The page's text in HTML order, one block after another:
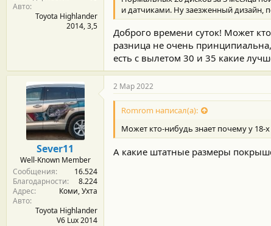
Авто
Toyota Highlander
2014, 3,5
и датчиками. Ну заезженный дизайн,
Доброго времени суток! Может
разница не очень
есть с вылетом 30 и 35 какие
Sever11
Well-Known Member
Сообщения
16.524
Благодарности
8.224
Адрес
Коми, Ухта
Авто
Toyota Highlander
V6 Lux 2014
2 Мар 2022
Romrom написал(а):
Может кто-нибудь знает почему у 18-
А какие штатные размеры